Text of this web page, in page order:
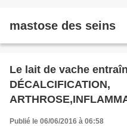
mastose des seins
Le lait de vache
DÉCALCIFICATION,
ACTIVATION DES
Publié le 06/06/2016 à 06:58